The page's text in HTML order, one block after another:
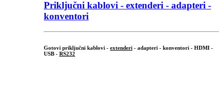
Priključni kablovi - extenderi - adapteri -
konventori
Gotovi priključni kablovi - extenderi - adapteri - konventori - HDMI -
USB - RS232